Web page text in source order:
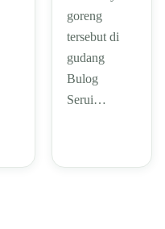
goreng
tersebut di
gudang
Bulog
Serui…